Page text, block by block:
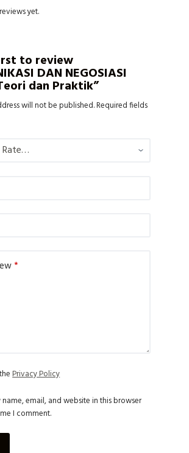
yet.
to review
DAN NEGOSIASI
dan Praktik”
will not be published.Required fields
*
Privacy Policy
name, email, and website in this browser
I comment.